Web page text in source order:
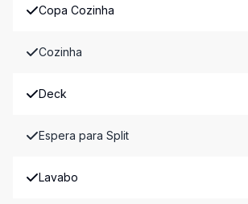
Copa Cozinha
Cozinha
Deck
Espera para Split
Lavabo